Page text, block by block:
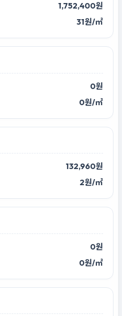
1,752,400원
31원/㎡
0원
0원/㎡
132,960원
2원/㎡
0원
0원/㎡